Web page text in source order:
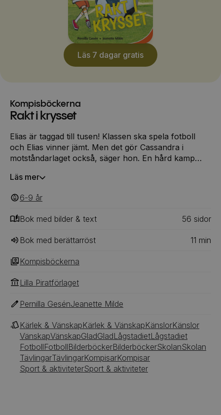
Läs 7 dagar gratis
Kompisböckerna
Rakt i krysset
Elias är taggad till tusen! Klassen ska spela fotboll
och Elias vinner jämt. Men det gör Cassandra i
motståndarlaget också, säger hon. En hård kamp
Läs mer
6-9 ‎‎ år
Bok med bilder & text 56 ‎‎ sidor
Bok med berättarröst 11 min
Kompisböckerna
Lilla Piratförlaget
Pernilla GesénJeanette Milde
Kärlek & VänskapKärlek & VänskapKänslorKänslor
VänskapVänskapGladGladLågstadietLågstadiet
FotbollFotbollBilderböckerBilderböckerSkolanSkolan
TävlingarTävlingarKompisarKompisar
Sport & aktiviteterSport & aktiviteter